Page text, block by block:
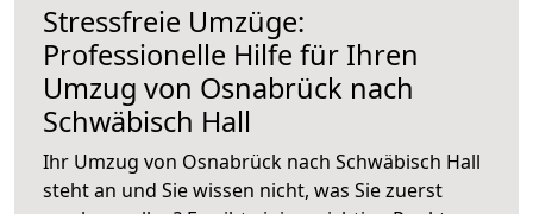
Stressfreie Umzüge:
Professionelle Hilfe für Ihren
Umzug von Osnabrück nach
Schwäbisch Hall
Ihr Umzug von Osnabrück nach Schwäbisch Hall
steht an und Sie wissen nicht, was Sie zuerst